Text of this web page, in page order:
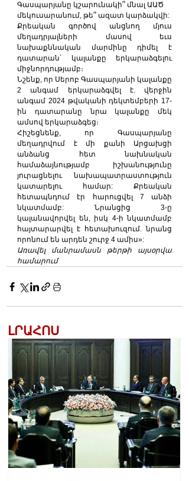
Գասպարյանը կշարունակի՞ մնալ ԱԱԾ
մեկուսարանում, թե՞ ազատ կարձակվի:
Քրեական գործով անցնող մյուս
մեղադրյալների մասով եւս
նախաքննական մարմինը դիմել է
դատարան՝ կալանքը երկարաձգելու
միջնորդությամբ։
Նշենք, որ Սերոբ Գասպարյանի կալանքը
2 անգամ երկարաձգվել է. վերջին
անգամ 2024 թվականի դեկտեմբերի 17-
ին դատարանը նրա կալանքը մեկ
ամսով երկարաձգեց։
Հիշեցնենք, որ Գասպարյանը
մեղադրվում է մի քանի Արցախցի
անձանց հետ նախնական
համաձայնությամբ իշխանությունը
յուրացնելու նախապատրաստություն
կատարելու համար: Քրեական
հետապնդում էր հարուցվել 7 անձի
նկատմամբ: Նրանցից 3-ը
կալանավորվել են, իսկ 4-ի նկատմամբ
հայտարարվել է հետախուզում. նրանց
որոնում են արդեն շուրջ 4 ամիս»:
Առավել մանրամասն թերթի այսօրվա
համարում
ԼՐԱՀՈՍ